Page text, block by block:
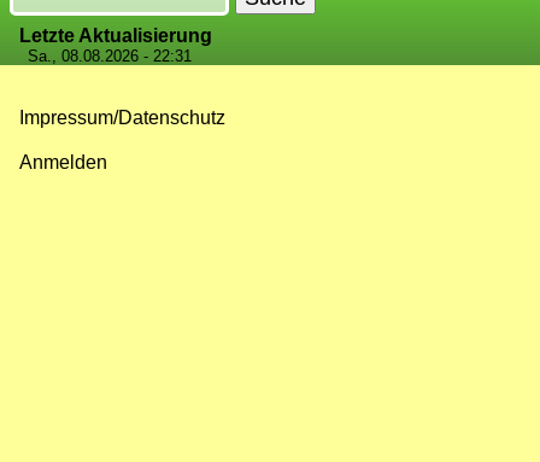
Letzte Aktualisierung
Sa., 08.08.2026 - 22:31
Impressum/Datenschutz
Anmelden